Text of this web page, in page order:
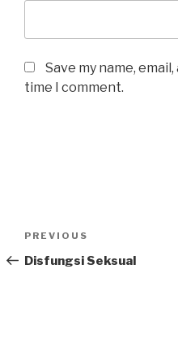
Save my name,
time I comment.
Post
navigation
Previous
Post
PREVIOUS
Disfungsi Seksual